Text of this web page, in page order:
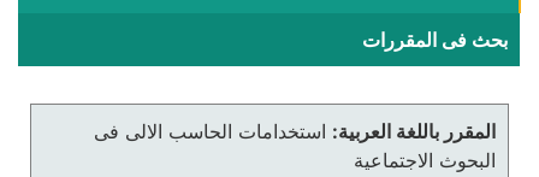
بحث فى المقررات
المقرر باللغة العربية: استخدامات الحاسب الالى فى
البحوث الاجتماعية